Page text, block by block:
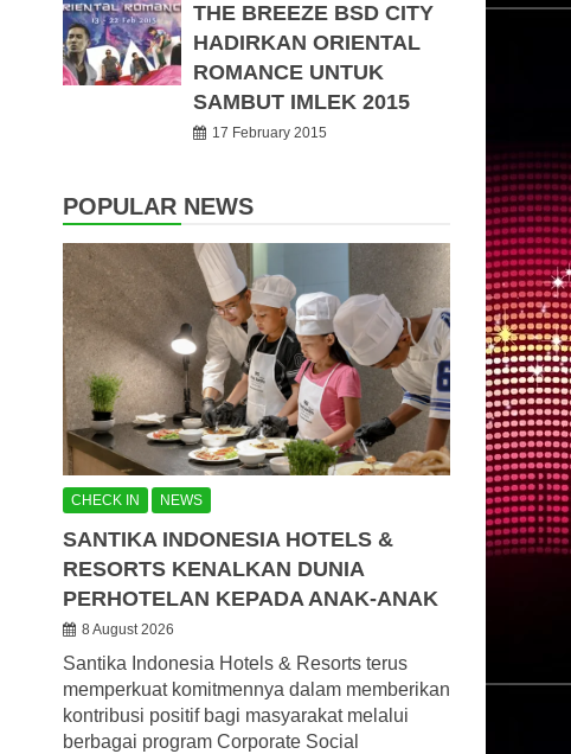
THE BREEZE BSD CITY
HADIRKAN ORIENTAL
ROMANCE UNTUK
SAMBUT IMLEK 2015
17 February 2015
POPULAR NEWS
CHECK IN NEWS
SANTIKA INDONESIA HOTELS &
RESORTS KENALKAN DUNIA
PERHOTELAN KEPADA ANAK-ANAK
8 August 2026
Santika Indonesia Hotels & Resorts terus
memperkuat komitmennya dalam memberikan
kontribusi positif bagi masyarakat melalui
berbagai program Corporate Social